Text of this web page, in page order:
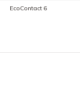
EcoContact 6